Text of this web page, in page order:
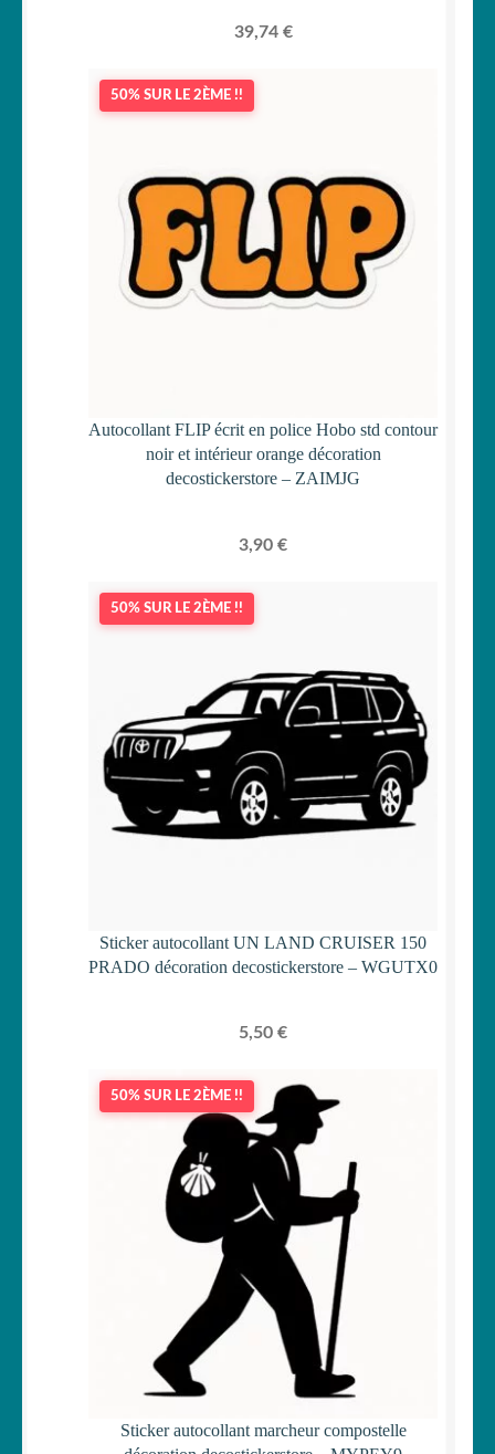
39,74 €
50% SUR LE 2ÈME !!
Autocollant FLIP écrit en police Hobo std contour
noir et intérieur orange décoration
decostickerstore – ZAIMJG
3,90 €
50% SUR LE 2ÈME !!
Sticker autocollant UN LAND CRUISER 150
PRADO décoration decostickerstore – WGUTX0
5,50 €
50% SUR LE 2ÈME !!
Sticker autocollant marcheur compostelle